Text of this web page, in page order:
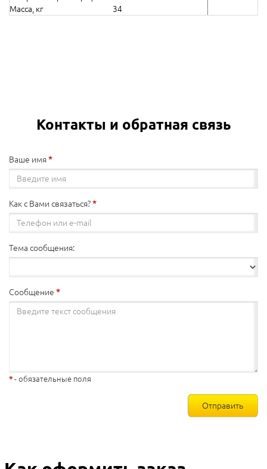
Масса, кг
34
Контакты и обратная связь
Ваше имя
Как с Вами связаться?
Тема сообщения:
Сообщение
- обязательные поля
Отправить